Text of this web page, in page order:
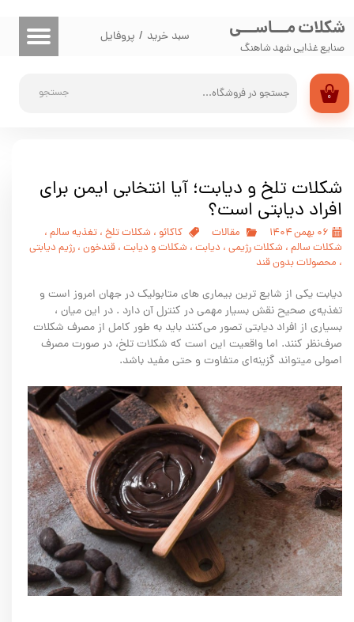
شکلات مـــاســـی
صنایع غذایی شهد شاهنگ
جستجو ۰
سبد خرید / پروفایل
حساب کاربری من
تغییر گذر واژه
سفارشات
شکلات تلخ و دیابت؛ آیا انتخابی ایمن برای
افراد دیابتی است؟
۰۶ بهمن ۱۴۰۴ مقالات کاکائو ، شکلات تلخ ، تغذیه سالم ،
شکلات سالم ، شکلات رژیمی ، دیابت ، شکلات و دیابت ، قندخون ، رژیم دیابتی
، محصولات بدون قند
دیابت یکی از شایع ترین بیماری های متابولیک در جهان امروز است و
تغذیه‌ی صحیح نقش بسیار مهمی در کنترل آن دارد . در این میان ،
بسیاری از افراد دیابتی تصور می‌کنند باید به طور کامل از مصرف شکلات
صرف‌نظر کنند. اما واقعیت این است که شکلات تلخ، در صورت مصرف
اصولی میتواند گزینه‌ای متفاوت و حتی مفید باشد.